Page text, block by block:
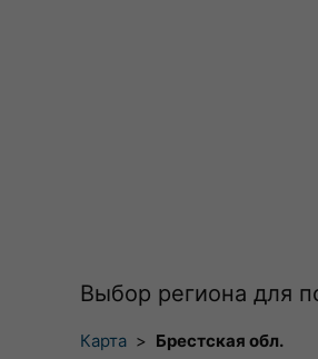
Выбор региона для
Карта > Брестская обл.